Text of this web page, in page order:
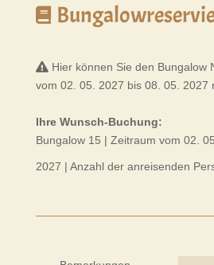
Hier können Sie den Bungalow
vom 02. 05. 2027 bis 08. 05. 2027
Ihre Wunsch-Buchung:
Bungalow 15 | Zeitraum vom 02.
2027 | Anzahl der anreisenden